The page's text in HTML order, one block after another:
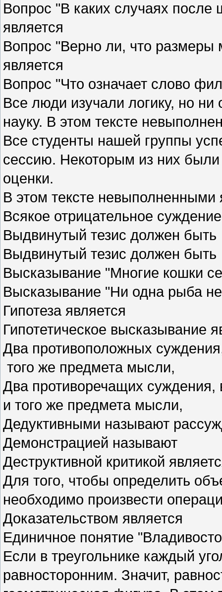
Вопрос "В каких случаях
является
Вопрос "Верно ли, что размеры
является
Вопрос "Что означает слово
Все люди изучали логику, но ни
науку. В этом тексте
Все студенты нашей группы
сессию. Некоторым из них
оценки.
В этом тексте невыполненными
Всякое отрицательное
Выдвинутый тезис должен быть
Выдвинутый тезис должен быть
Высказывание "Многие кошки
Высказывание "Ни одна рыба
Гипотеза является
Гипотетическое высказывание
Два противоположных
того же предмета мысли,
Два противоречащих
и того же предмета мысли,
Дедуктивными называют
Демонстрацией называют
Деструктивной критикой
Для того, чтобы определить
необходимо произвести
Доказательством является
Единичное понятие
Если в треугольнике каждый
равносторонним. Значит,